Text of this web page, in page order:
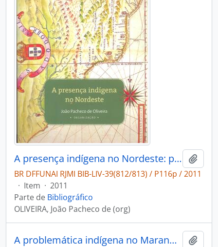
A presença indígena no Nordeste: processos de territorialização de reconhecimento e regimes de memória.
BR DFFUNAI RJMI BIB-LIV-39(812/813) / P116p / 2011
· Item · 2011
Parte de Bibliográfico
OLIVEIRA, João Pacheco de (org)
A problemática indígena no Maranhão, especificamente nas áreas de influência imediata na Ferrovia Carajás: Reserva Turiaçu, Reserva Caru e Reserva Pindaré.